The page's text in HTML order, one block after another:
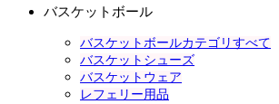
バスケットボール
バスケットボールカテゴリすべて
バスケットシューズ
バスケットウェア
レフェリー用品